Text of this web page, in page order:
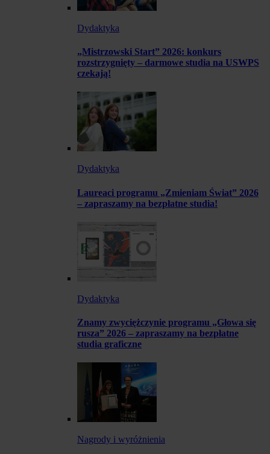
Dydaktyka
„Mistrzowski Start” 2026: konkurs
rozstrzygnięty – darmowe studia na USWPS
czekają!
Dydaktyka
Laureaci programu „Zmieniam Świat” 2026
– zapraszamy na bezpłatne studia!
Dydaktyka
Znamy zwyciężczynie programu „Głowa się
rusza” 2026 – zapraszamy na bezpłatne
studia graficzne
Nagrody i wyróżnienia